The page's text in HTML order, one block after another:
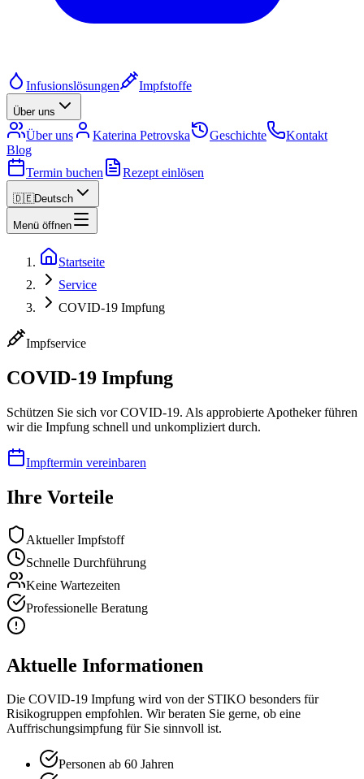
Infusionslösungen Impfstoffe
Über uns
Über uns Katerina Petrovska Geschichte
Kontakt
Blog
Termin buchen
Rezept einlösen
🇩🇪Deutsch
Menü öffnen
Startseite
Service
COVID-19 Impfung
Impfservice
COVID-19 Impfung
Schützen Sie sich vor COVID-19. Als approbierte Apotheker führen
wir die Impfung schnell und unkompliziert durch.
Impftermin vereinbaren
Ihre Vorteile
Aktueller Impfstoff
Schnelle Durchführung
Keine Wartezeiten
Professionelle Beratung
Aktuelle Informationen
Die COVID-19 Impfung wird von der STIKO besonders für
Risikogruppen empfohlen. Wir beraten Sie gerne, ob eine
Auffrischungsimpfung für Sie sinnvoll ist.
Personen ab 60 Jahren